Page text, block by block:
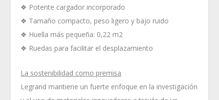
❖ Potente cargador incorporado
❖ Tamaño compacto, peso ligero y bajo ruido
❖ Huella más pequeña: 0,22 m2
❖ Ruedas para facilitar el desplazamiento
La sostenibilidad como premisa
Legrand mantiene un fuerte enfoque en la investigación